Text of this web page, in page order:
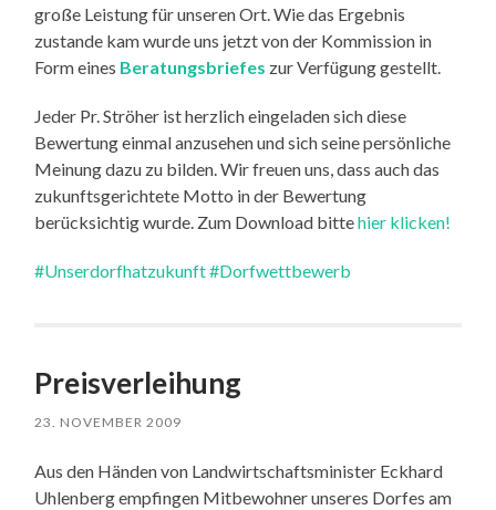
große Leistung für unseren Ort. Wie das Ergebnis
zustande kam wurde uns jetzt von der Kommission in
Form eines Beratungsbriefes zur Verfügung gestellt.
Jeder Pr. Ströher ist herzlich eingeladen sich diese
Bewertung einmal anzusehen und sich seine persönliche
Meinung dazu zu bilden. Wir freuen uns, dass auch das
zukunftsgerichtete Motto in der Bewertung
berücksichtig wurde. Zum Download bittehier klicken!
#Unserdorfhatzukunft#Dorfwettbewerb
Preisverleihung
23. NOVEMBER 2009
Aus den Händen von Landwirtschaftsminister Eckhard
Uhlenberg empfingen Mitbewohner unseres Dorfes am